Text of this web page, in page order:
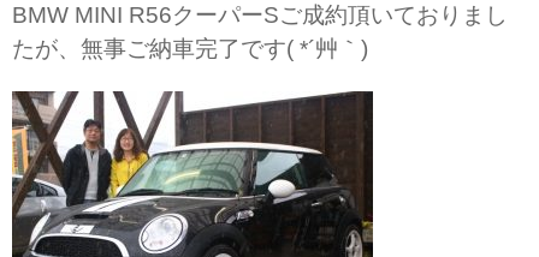
BMW MINI R56クーパーSご成約頂いておりまし
たが、無事ご納車完了です( *´艸｀)